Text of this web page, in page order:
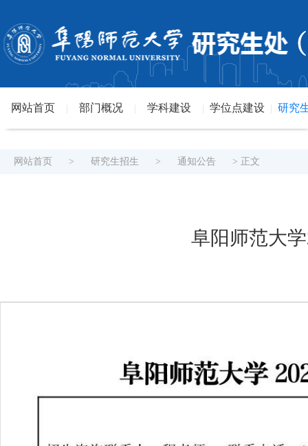
网站首页 部门概况 学科建设 学位点建设 研究
网站首页 > 研究生招生 > 通知公告 > 正文
阜阳师范大